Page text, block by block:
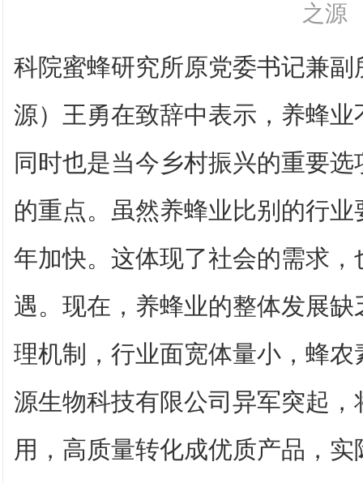
之源
科院蜜蜂研究所原党委书记兼
源）王勇在致辞中表示，养蜂
同时也是当今乡村振兴的重要
的重点。虽然养蜂业比别的行
年加快。这体现了社会的需求
遇。现在，养蜂业的整体发展
理机制，行业面宽体量小，蜂
源生物科技有限公司异军突起
用，高质量转化成优质产品，